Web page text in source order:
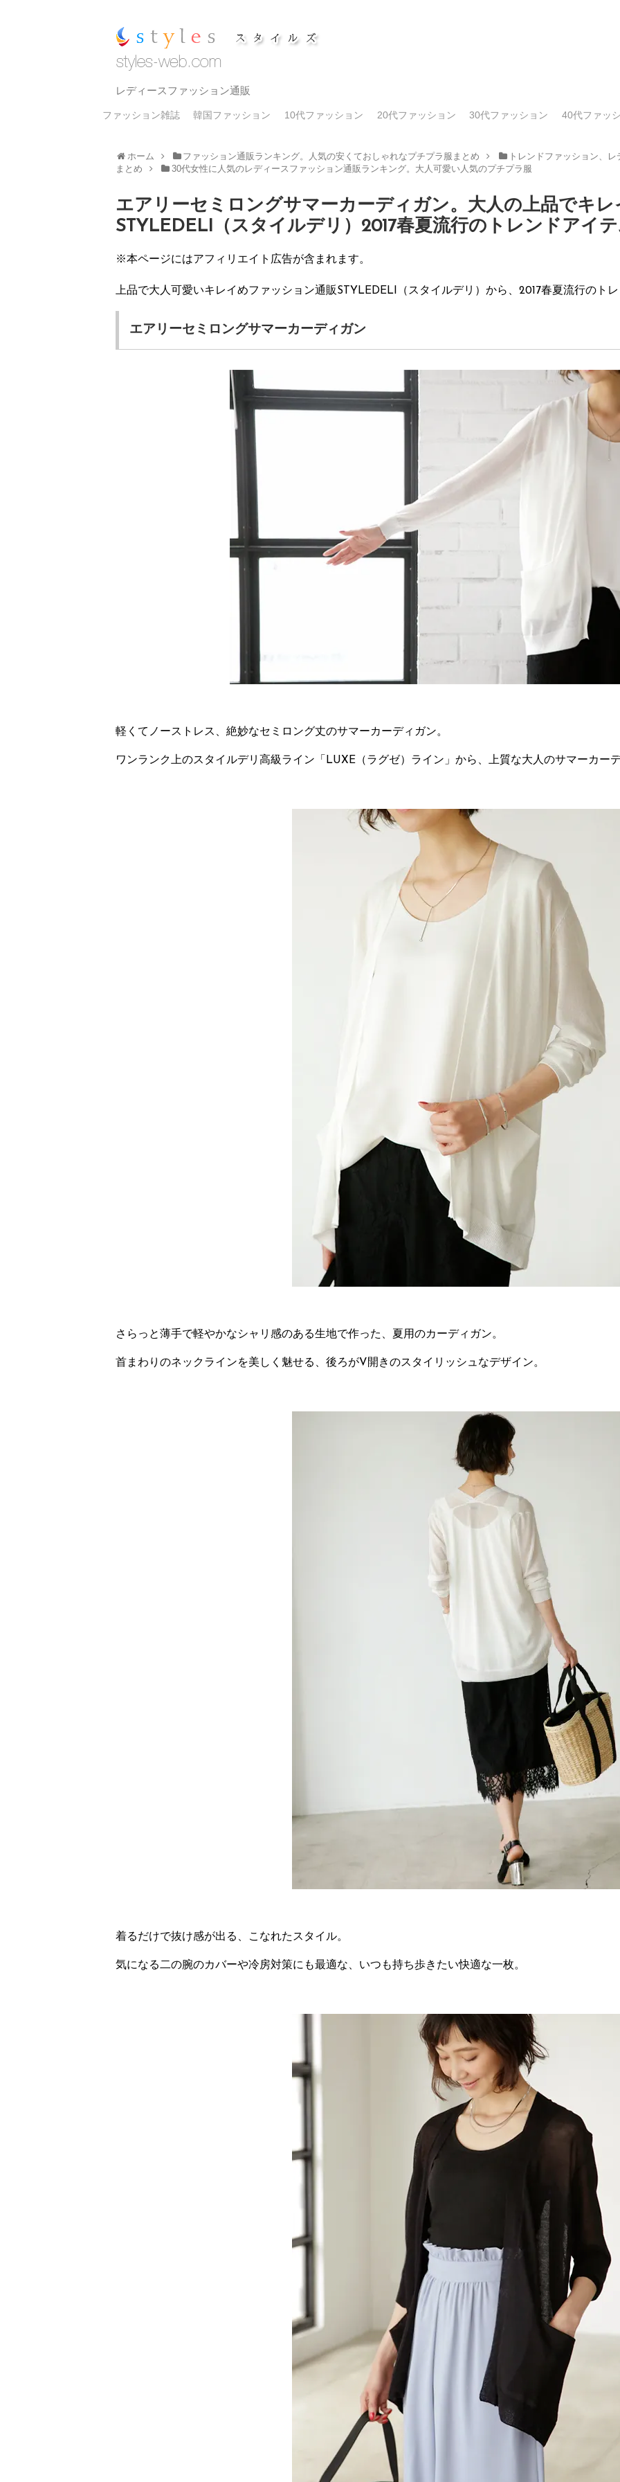
レディースファッション通販
ファッション雑誌 韓国ファッション 10代ファッション 20代ファッション 30代ファッション 40代ファッ
ホーム ファッション通販ランキング。人気の安くておしゃれなプチプラ服まとめ
トレンドファッション、
まとめ
30代女性に人気のレディースファッション通販ランキング。大人可愛い人気のプチプラ服
エアリーセミロングサマーカーディガン。大人の上品でキ
STYLEDELI（スタイルデリ）2017春夏流行のトレンドアイ
※本ページにはアフィリエイト広告が含まれます。
上品で大人可愛いキレイめファッション通販STYLEDELI（スタイルデリ）から、2017春夏流行のト
エアリーセミロングサマーカーディガン
軽くてノーストレス、絶妙なセミロング丈のサマーカーディガン。
ワンランク上のスタイルデリ高級ライン「LUXE（ラグゼ）ライン」から、上質な大人のサマーカー
さらっと薄手で軽やかなシャリ感のある生地で作った、夏用のカーディガン。
首まわりのネックラインを美しく魅せる、後ろがV開きのスタイリッシュなデザイン。
着るだけで抜け感が出る、こなれたスタイル。
気になる二の腕のカバーや冷房対策にも最適な、いつも持ち歩きたい快適な一枚。